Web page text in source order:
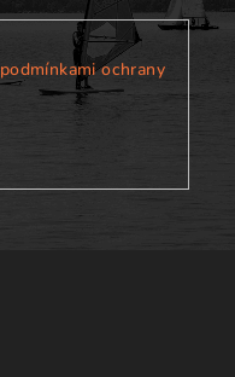
podmínkami ochrany